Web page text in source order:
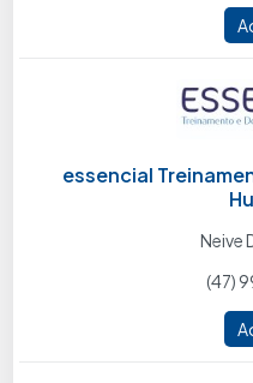
essencial
Neive
(47)